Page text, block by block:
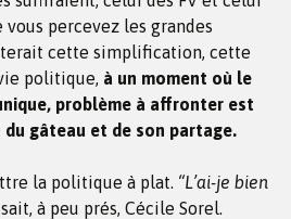
vous percevez les grandes
cette simplification, cette
politique, à un moment où le
problème à affronter est
gâteau et de son partage.
la politique à plat. “L’ai-je bien
à peu prés, Cécile Sorel.